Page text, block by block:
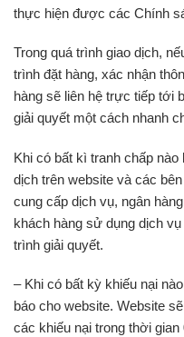
thực hiện được các Chính
Trong quá trình giao dịch,
trình đặt hàng, xác nhận
hàng sẽ liên hệ trực tiếp tới
giải quyết một cách nhanh
Khi có bất kì tranh chấp
dịch trên website và các
cung cấp dịch vụ, ngân
khách hàng sử dụng dịch
trình giải quyết.
– Khi có bất kỳ khiếu nại
báo cho website. Website
các khiếu nại trong thời gian